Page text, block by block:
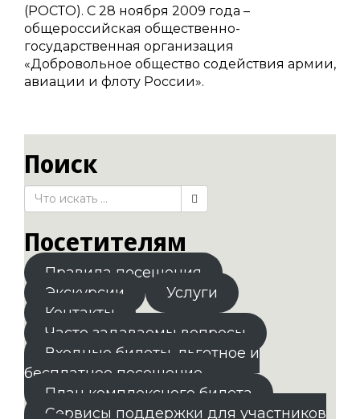
(РОСТО). С 28 ноября 2009 года –
общероссийская общественно-
государственная организация
«Добровольное общество содействия армии,
авиации и флоту России».
Поиск
Посетителям
Правила посещения
Экскурсии
Услуги
Контакты
Часто задаваемы вопросы
Входные билеты. льготное и
бесплатное посещение
План комплексного билета
Сервисы поддержки для участников